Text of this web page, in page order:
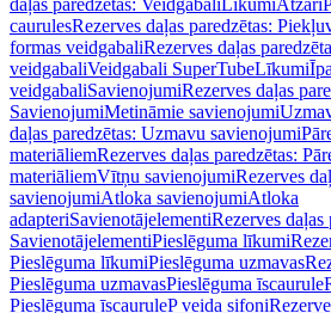
daļas paredzētas: Veidgabali LīkumiAtzari
caurulesRezerves daļas paredzētas:
formas veidgabaliRezerves daļas
veidgabaliVeidgabali SuperTubeLīkumi
veidgabaliSavienojumiRezerves daļas
SavienojumiMetināmie savienojumi
daļas paredzētas: Uzmavu savienojumi
materiāliemRezerves daļas paredzētas:
materiāliemVītņu savienojumiRezerves
savienojumiAtloka savienojumiAtloka
adapteriSavienotājelementiRezerves daļas
SavienotājelementiPieslēguma līkumi
Pieslēguma līkumiPieslēguma uzmavas
Pieslēguma uzmavasPieslēguma īscaurule
Pieslēguma īscauruleP veida sifoni